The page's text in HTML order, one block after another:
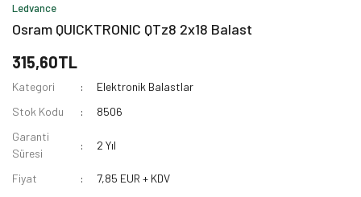
Ledvance
Osram QUICKTRONIC QTz8 2x18 Balast
315,60TL
Kategori
Elektronik Balastlar
Stok Kodu
8506
Garanti
Süresi
2 Yıl
Fiyat
7,85 EUR + KDV